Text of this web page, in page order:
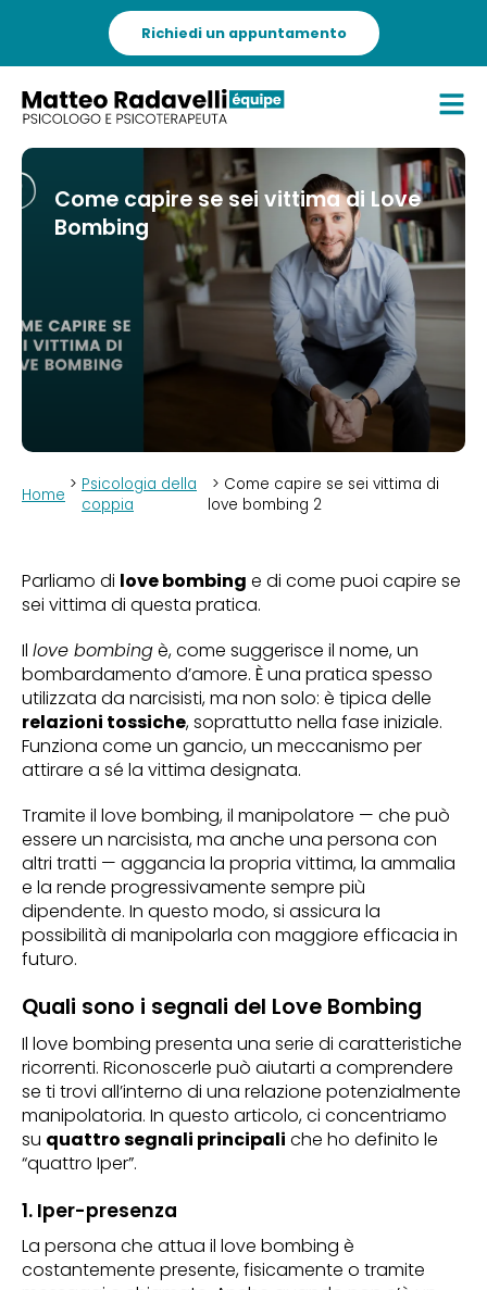
Richiedi un appuntamento
Come capire se sei vittima di Love
Bombing
Home > Psicologia della
coppia
> Come capire se sei vittima di
love bombing 2
Parliamo di love bombing e di come puoi capire se
sei vittima di questa pratica.
Il love bombingè, come suggerisce il nome, un
bombardamento d’amore. È una pratica spesso
utilizzata da narcisisti, ma non solo: è tipica delle
relazioni tossiche, soprattutto nella fase iniziale.
Funziona come un gancio, un meccanismo per
attirare a sé la vittima designata.
Tramite il love bombing, il manipolatore — che può
essere un narcisista, ma anche una persona con
altri tratti — aggancia la propria vittima, la ammalia
e la rende progressivamente sempre più
dipendente. In questo modo, si assicura la
possibilità di manipolarla con maggiore efficacia in
futuro.
Quali sono i segnali del Love Bombing
Il love bombing presenta una serie di caratteristiche
ricorrenti. Riconoscerle può aiutarti a comprendere
se ti trovi all’interno di una relazione potenzialmente
manipolatoria. In questo articolo, ci concentriamo
su quattro segnali principali che ho definito le
“quattro Iper”.
1. Iper-presenza
La persona che attua il love bombing è
costantemente presente, fisicamente o tramite